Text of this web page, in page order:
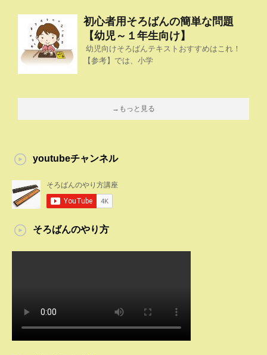
初心者用そろばんの簡単な問題
【幼児～１年生向け】
幼児向けそろばんテキストおすすめはこれ！
【参考】では、小学
→もっと見る
youtubeチャンネル
そろばんのやり方